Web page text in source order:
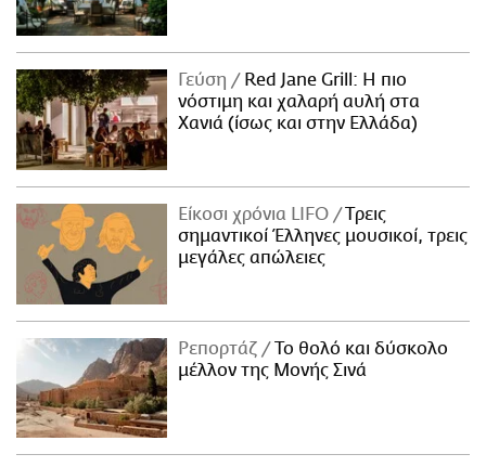
Γεύση
Red Jane Grill: Η πιο
νόστιμη και χαλαρή αυλή στα
Χανιά (ίσως και στην Ελλάδα)
Είκοσι χρόνια LIFO
Tρεις
σημαντικοί Έλληνες μουσικοί, τρεις
μεγάλες απώλειες
Ρεπορτάζ
Το θολό και δύσκολο
μέλλον της Μονής Σινά